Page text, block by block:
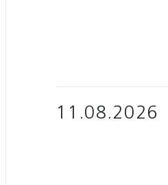
11.08.2026